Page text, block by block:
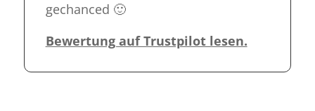
gechanced 🙂
Bewertung auf Trustpilot lesen.